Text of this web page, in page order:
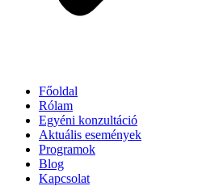
Főoldal
Rólam
Egyéni konzultáció
Aktuális események
Programok
Blog
Kapcsolat